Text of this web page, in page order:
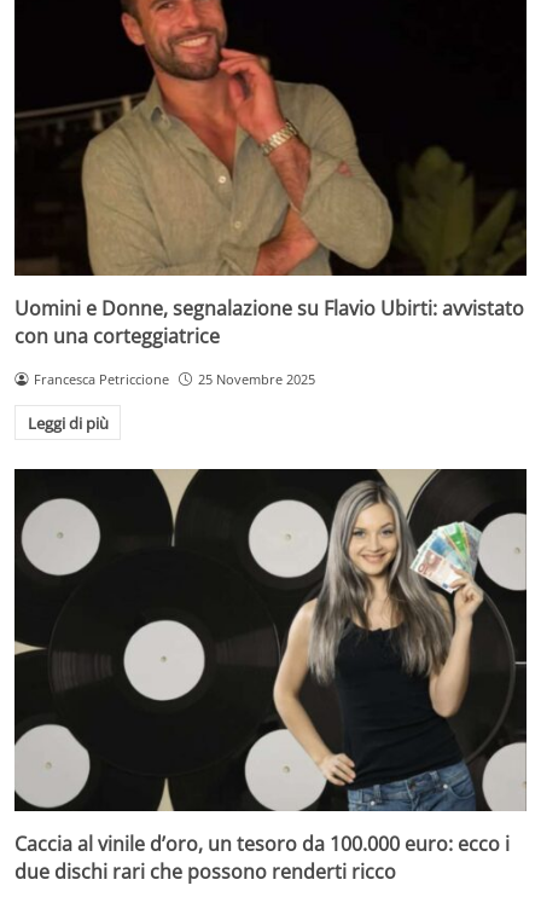
Uomini e Donne, segnalazione su Flavio Ubirti: avvistato
con una corteggiatrice
Francesca Petriccione 25 Novembre 2025
Leggi di più
Caccia al vinile d’oro, un tesoro da 100.000 euro: ecco i
due dischi rari che possono renderti ricco